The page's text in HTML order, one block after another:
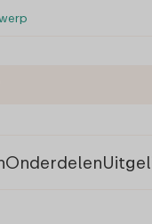
Onderdelen